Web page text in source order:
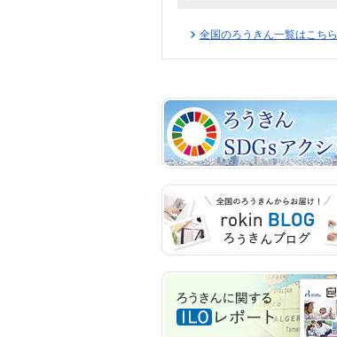
全国のろうきん一覧はこちら